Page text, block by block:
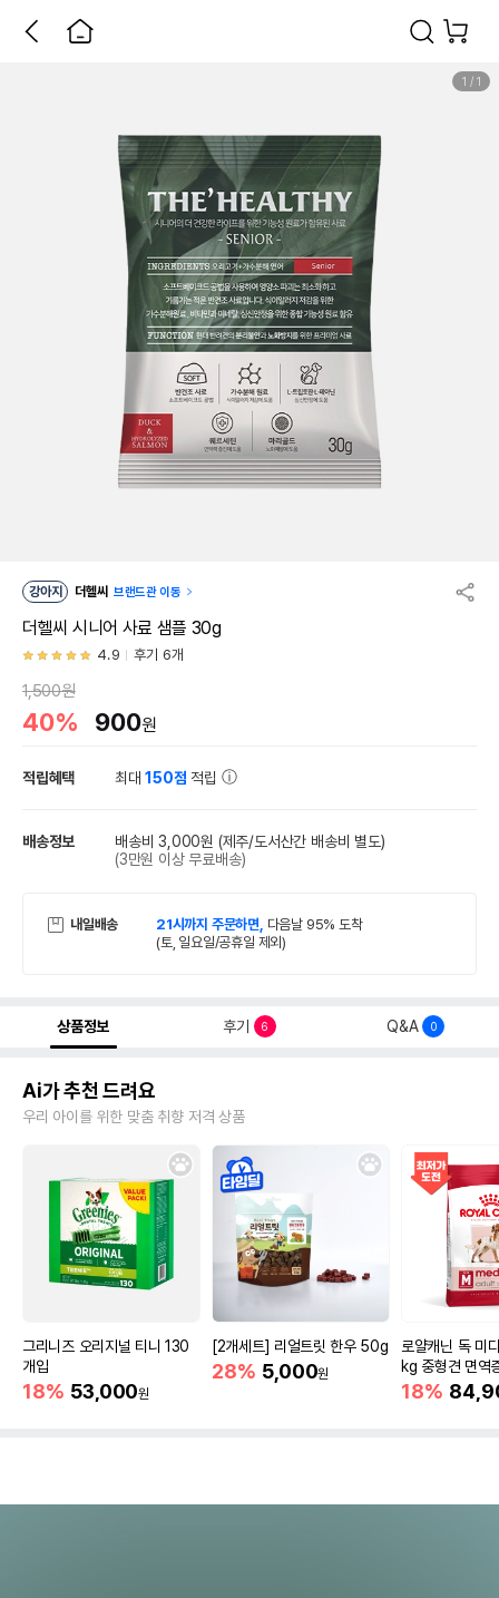
1 / 1
강아지 더헬씨 브랜드관 이동
더헬씨 시니어 사료 샘플 30g
4.9 후기 6개
1,500원
40% 900원
적립혜택 최대150점 적립
배송정보 배송비 3,000원 (제주/도서산간 배송비 별도)
(3만원 이상 무료배송)
내일배송 21시까지 주문하면, 다음날 95% 도착
(토, 일요일/공휴일 제외)
상품정보 후기 6 Q&A 0
Ai가 추천 드려요
우리 아이를 위한 맞춤 취향 저격 상품
그리니즈 오리지널 티니 130
개입
18% 53,000원
[2개세트] 리얼트릿 한우 50g
28% 5,000원
로얄캐닌 독 미
kg 중형견 면역
18%